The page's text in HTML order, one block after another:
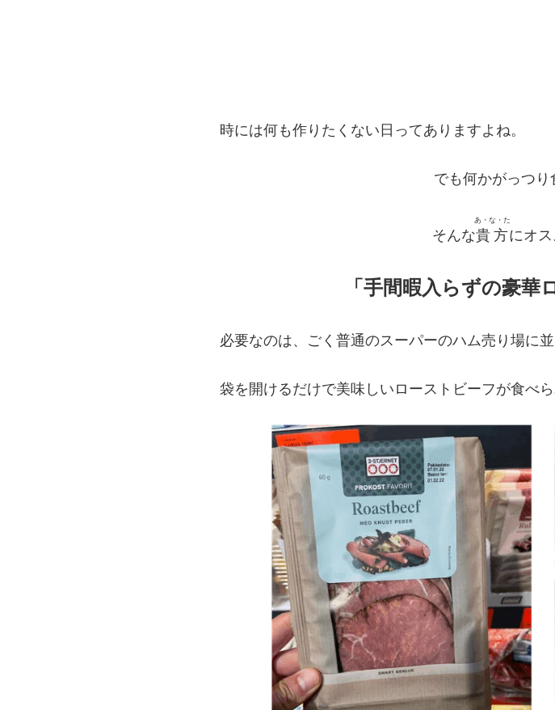
時には何も作りたくない日ってありますよね。
でも何かがっつり
そんな貴方
あ・な・た
にオ
「手間暇入らずの豪華
必要なのは、ごく普通のスーパーのハム売り場に
袋を開けるだけで美味しいローストビーフが食べら